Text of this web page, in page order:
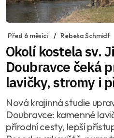
Před 6 měsíci Rebeka Schmidt
Okolí kostela sv.
Doubravce čeká
lavičky, stromy i
Nová krajinná studie
Doubravce: kamenné
přírodní cesty, lepší